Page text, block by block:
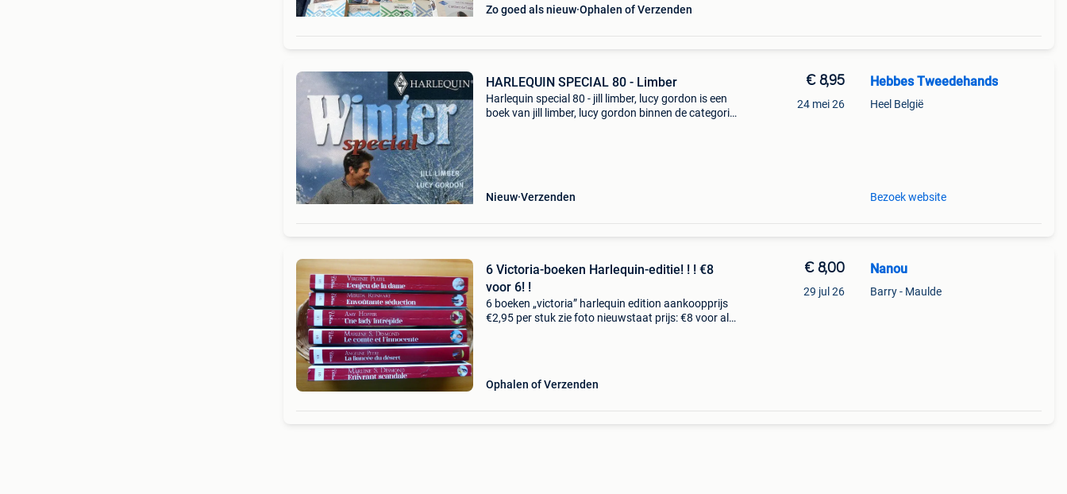
Zo goed als nieuw Ophalen of Verzenden
HARLEQUIN SPECIAL 80 - Limber
Harlequin special 80 - jill limber, lucy gordon is een
boek van jill limber, lucy gordon binnen de categorie
Nieuw Verzenden
€ 8,95
24 mei 26
Hebbes Tweedehands
Heel België
Bezoek website
6 Victoria-boeken Harlequin-editie! ! ! €8
voor 6! !
6 boeken „victoria” harlequin edition aankoopprijs
€2,95 per stuk zie foto nieuwstaat prijs: €8 voor alle
Ophalen of Verzenden
€ 8,00
29 jul 26
Nanou
Barry - Maulde